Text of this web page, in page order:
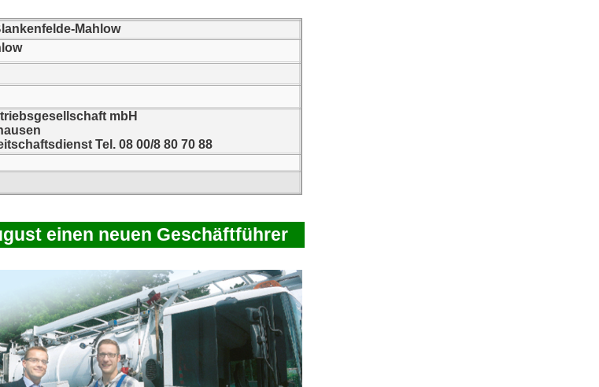
Mahlow
mbH
Tel. 08 00/8 80 70 88
einen neuen Geschäftführer